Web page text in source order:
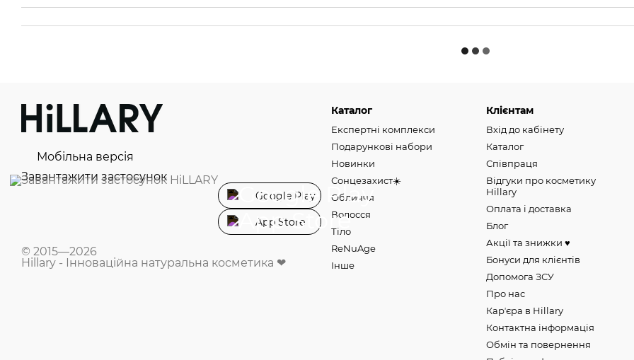
Мобільна версія
Завантажити застосунок
Google Play
App Store
© 2015—2026
Hillary - Інноваційна натуральна косметика ❤
Каталог
Експертні комплекси
Подарункові набори
Новинки
Сонцезахист☀️
Обличчя
Волосся
Тіло
ReNuAge
Інше
Клієнтам
Вхід до кабінету
Каталог
Співпраця
Відгуки про косметику
Hillary
Оплата і доставка
Блог
Акції та знижки ♥️
Бонуси для клієнтів
Допомога ЗСУ
Про нас
Карʼєра в Hillary
Контактна інформація
Обмін та повернення